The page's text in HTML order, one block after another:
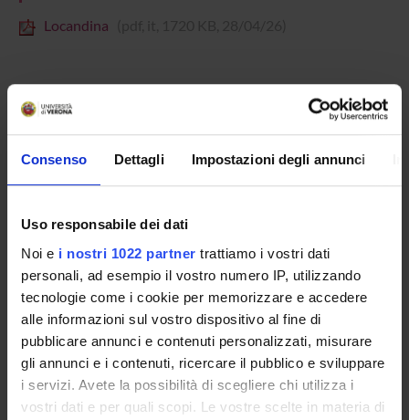
Consenso Dettagli Impostazioni degli annunci
Uso responsabile dei dati
Noi e i nostri 1022 partner trattiamo i vostri dati
personali, ad esempio il vostro numero IP, utilizzando
tecnologie come i cookie per memorizzare e accedere
alle informazioni sul vostro dispositivo al fine di
pubblicare annunci e contenuti personalizzati, misurare
gli annunci e i contenuti, ricercare il pubblico e sviluppare
i servizi. Avete la possibilità di scegliere chi utilizza i
vostri dati e per quali scopi. Le vostre scelte in materia di
Locandina
Referente
Massimo Prearo
Dipartimento
Scienze Umane
ORGANIZZAZIONE
GOVERNANCE
COMMISSIONI
UFFICI E STRUTTURE DI SERVIZIO